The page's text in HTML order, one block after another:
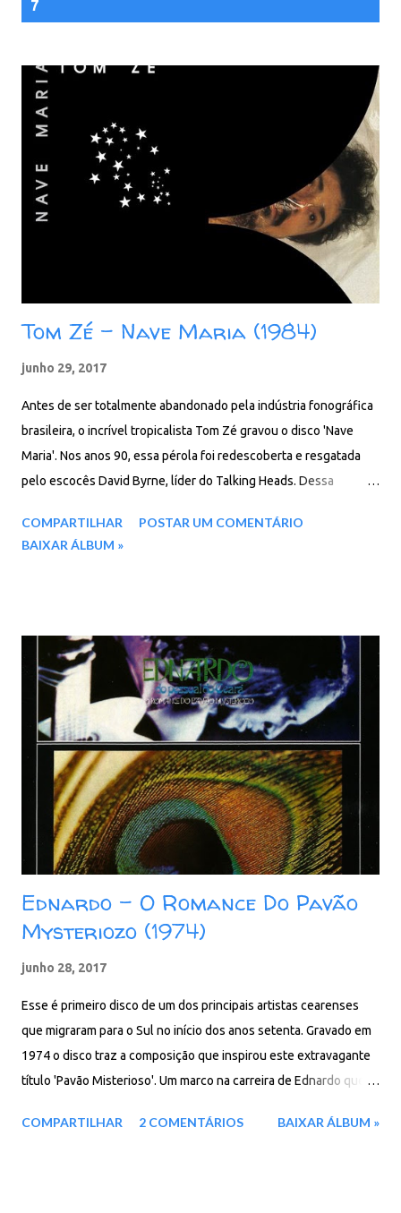
7
Tom Zé - Nave Maria (1984)
junho 29, 2017
Antes de ser totalmente abandonado pela indústria fonográfica
brasileira, o incrível tropicalista Tom Zé gravou o disco 'Nave
Maria'. Nos anos 90, essa pérola foi redescoberta e resgatada
pelo escocês David Byrne, líder do Talking Heads. Dessa
Faixas: 01 Nave Maria 02 Mamar no Mundo 03 A Terra, Meus
COMPARTILHAR
POSTAR UM COMENTÁRIO
BAIXAR ÁLBUM »
Ednardo - O Romance Do Pavão
Mysteriozo (1974)
junho 28, 2017
Esse é primeiro disco de um dos principais artistas cearenses
que migraram para o Sul no início dos anos setenta. Gravado em
1974 o disco traz a composição que inspirou este extravagante
título 'Pavão Misterioso'. Um marco na carreira de Ednardo que
Carneiro 2. Avião de Papel 3. Mais um Frevinho Danado 4.
COMPARTILHAR 2 COMENTÁRIOS BAIXAR ÁLBUM »